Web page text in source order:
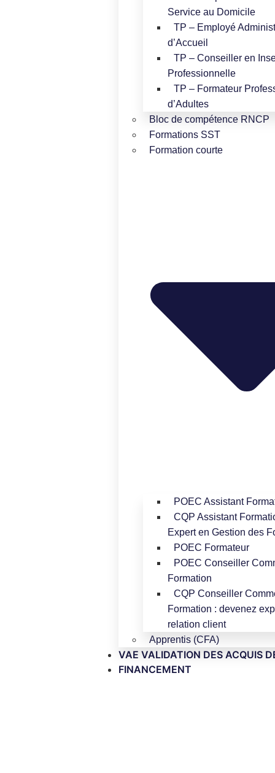
Service au Domicile
TP – Employé
d’Accueil
TP – Conseiller en
Professionnelle
TP – Formateur
d’Adultes
Bloc de compétence RNCP
Formations SST
Formation courte
POEC Assistant
CQP Assistant
Expert en Gestion des
POEC Formateur
POEC Conseiller
Formation
CQP Conseiller
Formation : devenez
relation client
Apprentis (CFA)
VAE VALIDATION DES ACQUIS
FINANCEMENT